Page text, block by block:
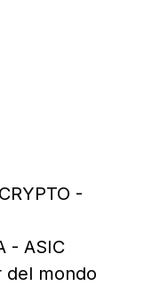
-
- ASIC
del mondo